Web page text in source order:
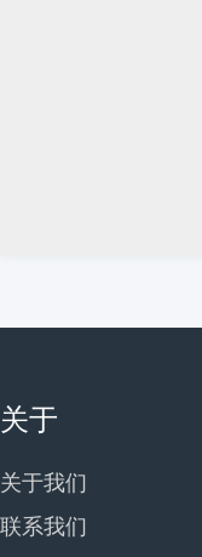
关于
关于我们
联系我们